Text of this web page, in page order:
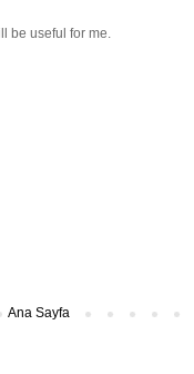
be useful for me.
Ana Sayfa